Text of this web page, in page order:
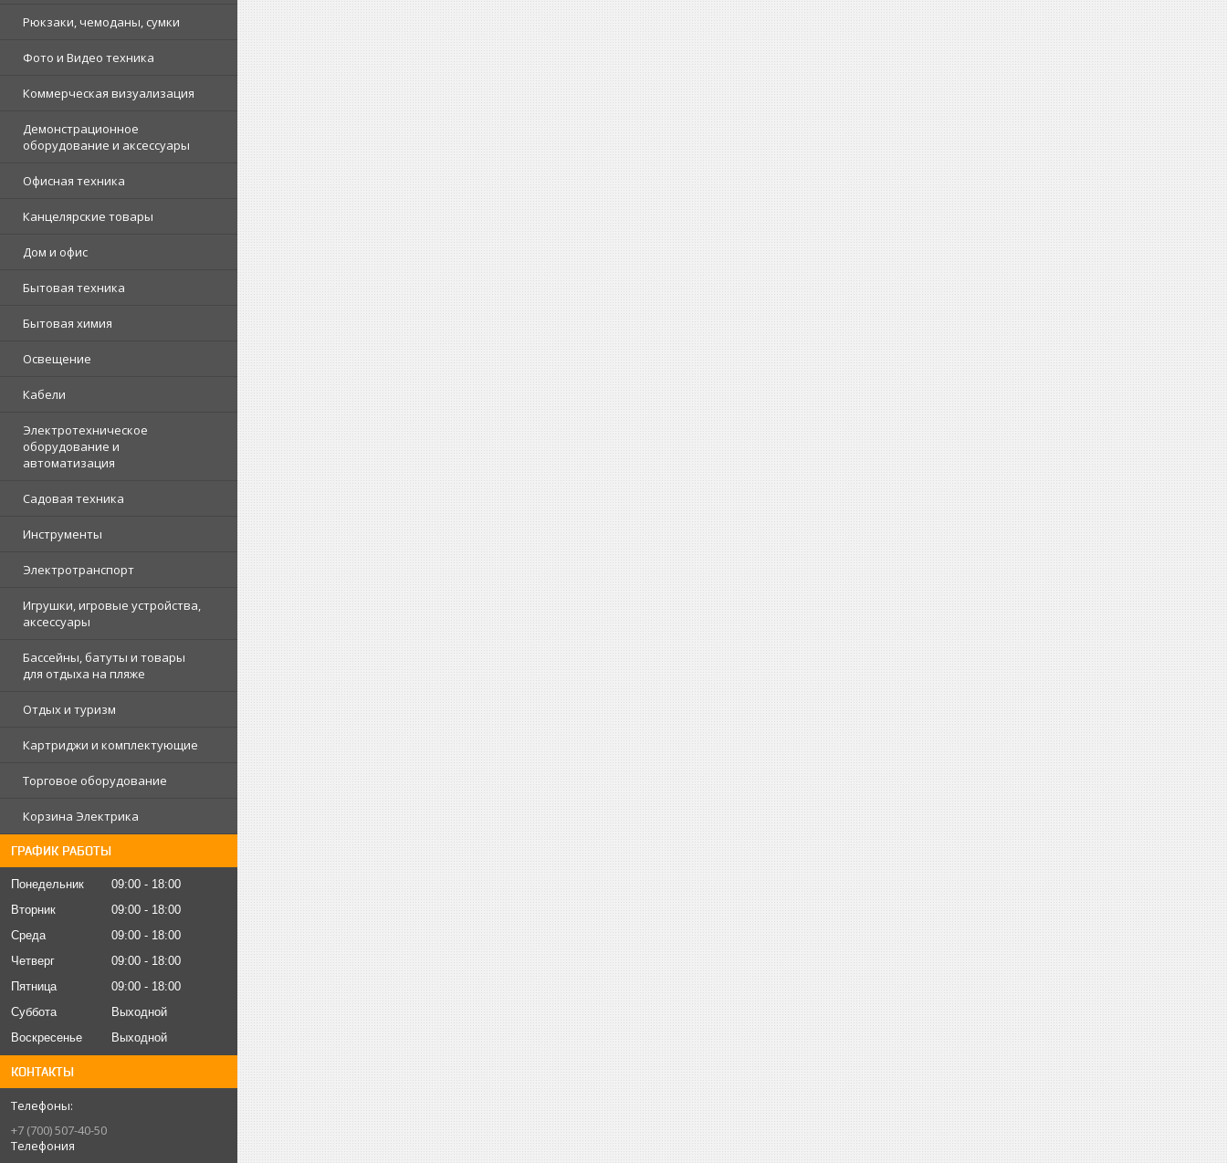
Рюкзаки, чемоданы, сумки
Фото и Видео техника
Коммерческая визуализация
Демонстрационное
оборудование и аксессуары
Офисная техника
Канцелярские товары
Дом и офис
Бытовая техника
Бытовая химия
Освещение
Кабели
Электротехническое
оборудование и
автоматизация
Садовая техника
Инструменты
Электротранспорт
Игрушки, игровые устройства,
аксессуары
Бассейны, батуты и товары
для отдыха на пляже
Отдых и туризм
Картриджи и комплектующие
Торговое оборудование
Корзина Электрика
ГРАФИК РАБОТЫ
Понедельник 09:00
18:00
Вторник
09:00
18:00
Среда
09:00
18:00
Четверг
09:00
18:00
Пятница
09:00
18:00
Суббота
Выходной
Воскресенье
Выходной
КОНТАКТЫ
+7 (700) 507-40-50
Телефония